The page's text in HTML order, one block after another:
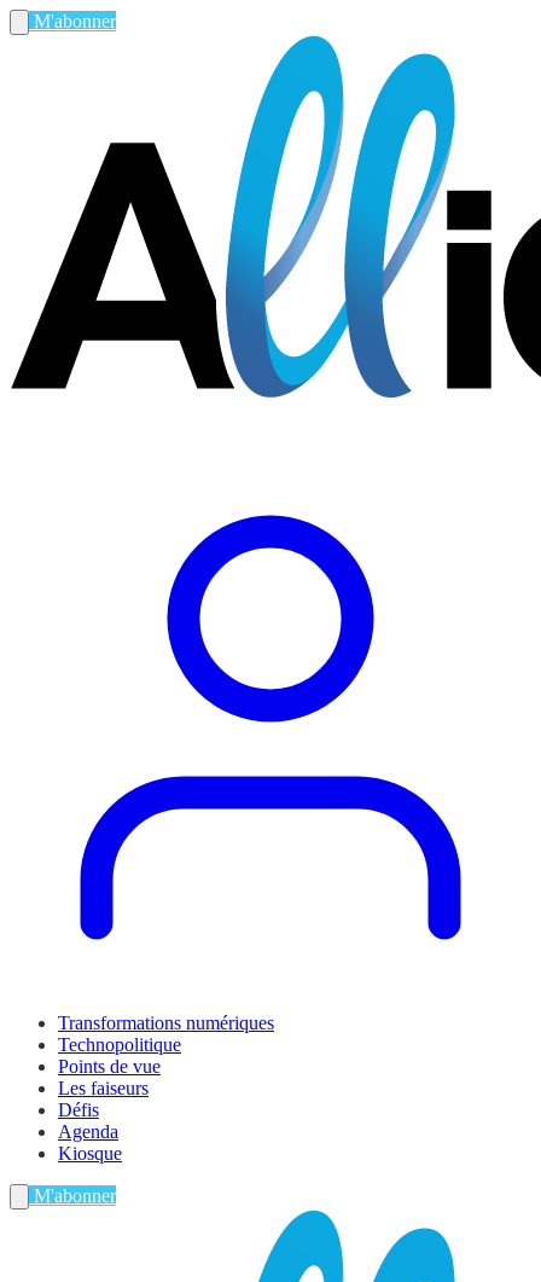
M'abonner
Transformations numériques
Technopolitique
Points de vue
Les faiseurs
Défis
Agenda
Kiosque
M'abonner